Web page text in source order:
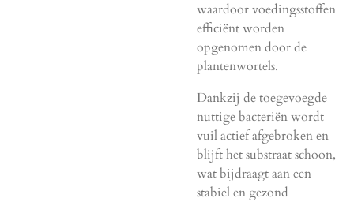
waardoor voedingsstoffen
efficiënt worden
opgenomen door de
plantenwortels.
Dankzij de toegevoegde
nuttige bacteriën wordt
vuil actief afgebroken en
blijft het substraat schoon,
wat bijdraagt aan een
stabiel en gezond